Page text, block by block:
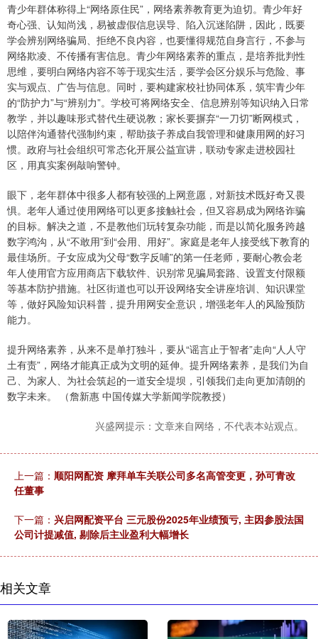
青少年群体称得上“网络原住民”，网络素养教育更为迫切。青少年好
奇心强、认知尚浅，易被虚假信息误导、陷入沉迷陷阱，因此，既要
学会辨别网络骗局、拒绝不良内容，也要懂得规范自身言行，不参与
网络欺凌、不传播有害信息。青少年网络素养的重点，是培养批判性
思维，要明白网络内容不等于现实生活，要学会区分娱乐与危险、事
实与观点、广告与信息。同时，要构建家校社协同体系，筑牢青少年
的“防护力”与“辨别力”。学校可将网络安全、信息辨别等知识纳入日常
教学，并以趣味形式替代生硬说教；家长要摒弃“一刀切”断网模式，
以陪伴沟通替代强制约束，帮助孩子养成自我管理和健康用网的好习
惯。政府与社会组织可常态化开展公益宣讲，联动专家走进校园社
区，用真实案例敲响警钟。
眼下，老年群体中很多人都有较强的上网意愿，对新技术既好奇又畏
惧。老年人通过使用网络可以更多接触社会，但又容易成为网络诈骗
的目标。解决之道，不是教他们玩转复杂功能，而是以简化服务跨越
数字鸿沟，从“不敢用”到“会用、用好”。家庭是老年人接受线下教育的
最佳场所。子女应成为父母“数字反哺”的第一任老师，要耐心教会老
年人使用官方应用商店下载软件、识别常见骗局套路、设置支付限额
等基本防护措施。社区街道也可以开设网络安全讲座培训、知识课堂
等，做好风险知识科普，提升用网安全意识，增强老年人的风险预防
能力。
提升网络素养，从来不是单打独斗，要从“谣言止于智者”走向“人人守
土有责”，网络才能真正成为文明的延伸。提升网络素养，是我们为自
己、为家人、为社会筑起的一道安全堤坝，引领我们走向更加清朗的
数字未来。 （詹新惠 中国传媒大学新闻学院教授）
兴盛网提示：文章来自网络，不代表本站观点。
上一篇： 顺阳网配资 摩拜单车关联公司多名高管变更，孙可青改
任董事
下一篇： 兴启网配资平台 三元股份2025年业绩预亏, 主因参股法国
公司计提减值, 剔除后主业盈利大幅增长
相关文章